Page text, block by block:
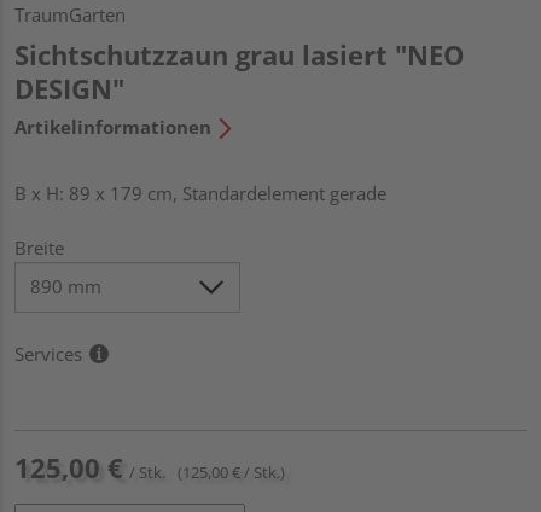
TraumGarten
Sichtschutzzaun grau lasiert "NEO
DESIGN"
Artikelinformationen
B x H: 89 x 179 cm, Standardelement gerade
Breite
Services
125,00 € / Stk. (125,00 € / Stk.)